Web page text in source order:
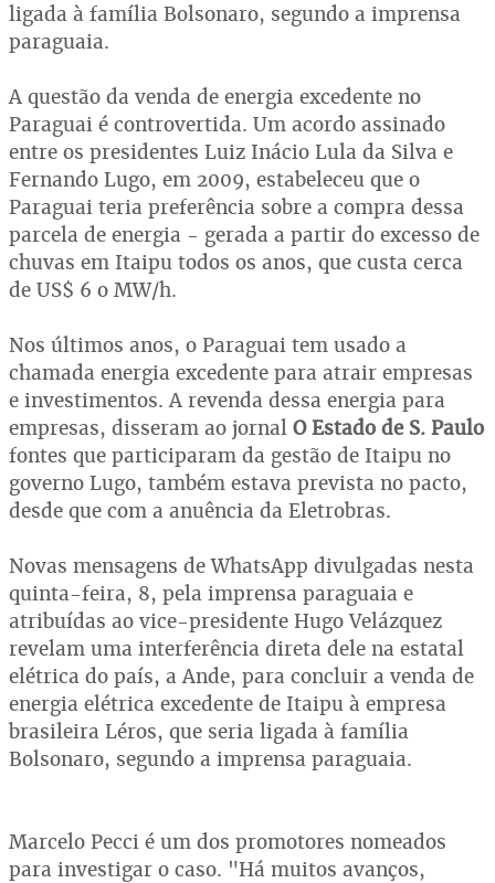
ligada à família Bolsonaro, segundo a imprensa
paraguaia.
A questão da venda de energia excedente no
Paraguai é controvertida. Um acordo assinado
entre os presidentes Luiz Inácio Lula da Silva e
Fernando Lugo, em 2009, estabeleceu que o
Paraguai teria preferência sobre a compra dessa
parcela de energia - gerada a partir do excesso de
chuvas em Itaipu todos os anos, que custa cerca
de US$ 6 o MW/h.
Nos últimos anos, o Paraguai tem usado a
chamada energia excedente para atrair empresas
e investimentos. A revenda dessa energia para
empresas, disseram ao jornal O Estado de S. Paulo
fontes que participaram da gestão de Itaipu no
governo Lugo, também estava prevista no pacto,
desde que com a anuência da Eletrobras.
Novas mensagens de WhatsApp divulgadas nesta
quinta-feira, 8, pela imprensa paraguaia e
atribuídas ao vice-presidente Hugo Velázquez
revelam uma interferência direta dele na estatal
elétrica do país, a Ande, para concluir a venda de
energia elétrica excedente de Itaipu à empresa
brasileira Léros, que seria ligada à família
Bolsonaro, segundo a imprensa paraguaia.
Marcelo Pecci é um dos promotores nomeados
para investigar o caso. "Há muitos avanços,